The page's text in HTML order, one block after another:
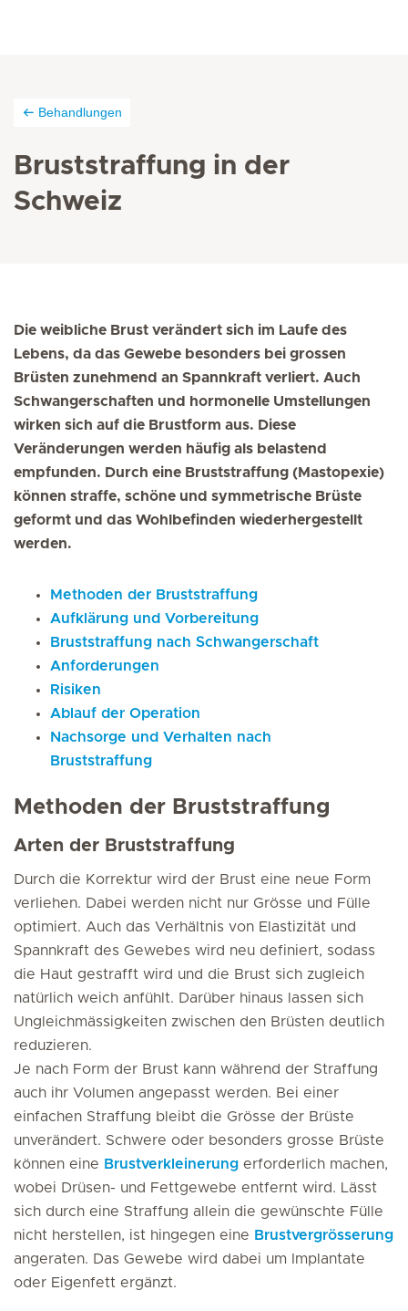
Behandlungen
Bruststraffung in der
Schweiz
Die weibliche Brust verändert sich im Laufe des
Lebens, da das Gewebe besonders bei grossen
Brüsten zunehmend an Spannkraft verliert. Auch
Schwangerschaften und hormonelle Umstellungen
wirken sich auf die Brustform aus. Diese
Veränderungen werden häufig als belastend
empfunden. Durch eine Bruststraffung (Mastopexie)
können straffe, schöne und symmetrische Brüste
geformt und das Wohlbefinden wiederhergestellt
werden.
Methoden der Bruststraffung
Aufklärung und Vorbereitung
Bruststraffung nach Schwangerschaft
Anforderungen
Risiken
Ablauf der Operation
Nachsorge und Verhalten nach
Bruststraffung
Methoden der Bruststraffung
Arten der Bruststraffung
Durch die Korrektur wird der Brust eine neue Form
verliehen. Dabei werden nicht nur Grösse und Fülle
optimiert. Auch das Verhältnis von Elastizität und
Spannkraft des Gewebes wird neu definiert, sodass
die Haut gestrafft wird und die Brust sich zugleich
natürlich weich anfühlt. Darüber hinaus lassen sich
Ungleichmässigkeiten zwischen den Brüsten deutlich
reduzieren.
Je nach Form der Brust kann während der Straffung
auch ihr Volumen angepasst werden. Bei einer
einfachen Straffung bleibt die Grösse der Brüste
unverändert. Schwere oder besonders grosse Brüste
können eine Brustverkleinerung erforderlich machen,
wobei Drüsen- und Fettgewebe entfernt wird. Lässt
sich durch eine Straffung allein die gewünschte Fülle
nicht herstellen, ist hingegen eine Brustvergrösserung
angeraten. Das Gewebe wird dabei um Implantate
oder Eigenfett ergänzt.